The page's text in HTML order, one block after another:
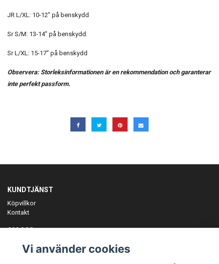
JR L/XL: 10-12" på benskydd
Sr S/M: 13-14" på benskydd.
Sr L/XL: 15-17" på benskydd
Observera: Storleksinformationen är en rekommendation och garanterar
inte perfekt passform.
KUNDTJÄNST
Köpvillkor
Kontakt
OM OSS
ANMÄL DIG TILL VÅRT NYHETSBREV
Vi använder cookies